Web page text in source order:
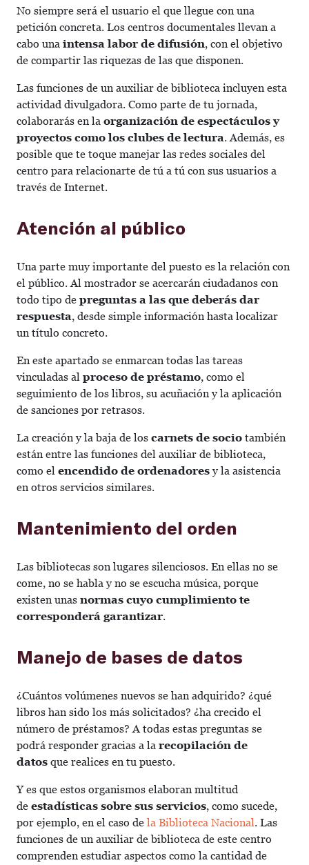
No siempre será el usuario el que llegue con una
petición concreta. Los centros documentales llevan a
cabo una intensa labor de difusión, con el objetivo
de compartir las riquezas de las que disponen.
Las funciones de un auxiliar de biblioteca incluyen esta
actividad divulgadora. Como parte de tu jornada,
colaborarás en la organización de espectáculos y
proyectos como los clubes de lectura. Además, es
posible que te toque manejar las redes sociales del
centro para relacionarte de tú a tú con sus usuarios a
través de Internet.
Atención al público
Una parte muy importante del puesto es la relación con
el público. Al mostrador se acercarán ciudadanos con
todo tipo de preguntas a las que deberás dar
respuesta, desde simple información hasta localizar
un título concreto.
En este apartado se enmarcan todas las tareas
vinculadas al proceso de préstamo, como el
seguimiento de los libros, su acuñación y la aplicación
de sanciones por retrasos.
La creación y la baja de los carnets de socio también
están entre las funciones del auxiliar de biblioteca,
como el encendido de ordenadoresy la asistencia
en otros servicios similares.
Mantenimiento del orden
Las bibliotecas son lugares silenciosos. En ellas no se
come, no se habla y no se escucha música, porque
existen unas normas cuyo cumplimiento te
corresponderá garantizar.
Manejo de bases de datos
¿Cuántos volúmenes nuevos se han adquirido? ¿qué
libros han sido los más solicitados? ¿ha crecido el
número de préstamos? A todas estas preguntas se
podrá responder gracias a la recopilación de
datos que realices en tu puesto.
Y es que estos organismos elaboran multitud
de estadísticas sobre sus servicios, como sucede,
por ejemplo, en el caso de la Biblioteca Nacional. Las
funciones de un auxiliar de biblioteca de este centro
comprenden estudiar aspectos como la cantidad de